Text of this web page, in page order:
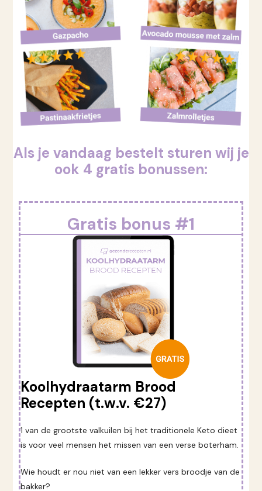
Als je vandaag bestelt sturen wij je
ook 4 gratis bonussen:
Gratis bonus #1
Koolhydraatarm Brood
Recepten (t.w.v. €27)
1 van de grootste valkuilen bij het traditionele Keto dieet
is voor veel mensen het missen van een verse boterham.
Wie houdt er nou niet van een lekker vers broodje van de
bakker?